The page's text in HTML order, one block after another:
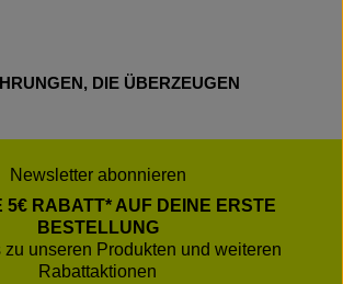
DIE ÜBERZEUGEN
Newsletter abonnieren
5€ RABATT* AUF DEINE ERSTE
BESTELLUNG
zu unseren Produkten und weiteren
Rabattaktionen